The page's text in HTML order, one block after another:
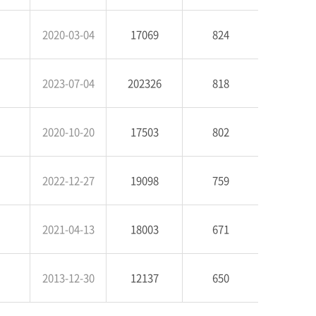
2020-03-04 17069 824
2023-07-04 202326 818
2020-10-20 17503 802
2022-12-27 19098 759
2021-04-13 18003 671
2013-12-30 12137 650